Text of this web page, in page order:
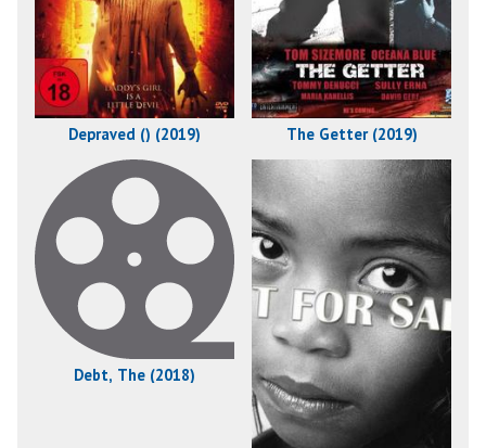
Depraved () (2019) The Getter (2019)
Debt, The (2018)